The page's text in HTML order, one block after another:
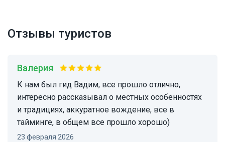
Отзывы туристов
Валерия
К нам был гид Вадим, все прошло отлично,
интересно рассказывал о местных особенностях
и традициях, аккуратное вождение, все в
тайминге, в общем все прошло хорошо)
23 февраля 2026